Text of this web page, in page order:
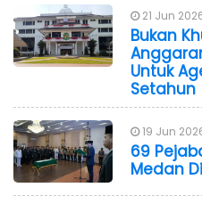
21 Jun
Bukan
Untuk
Setahun
19 Jun
69
Medan